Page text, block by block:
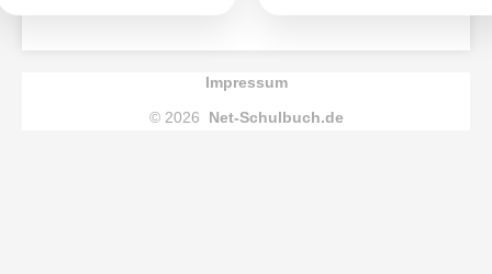
Impressum
© 2026
Net-Schulbuch.de